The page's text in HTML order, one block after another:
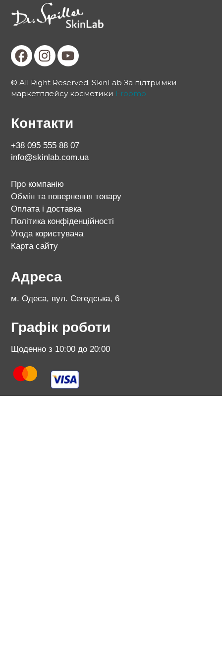
© All Right Reserved. SkinLab За підтримки
маркетплейсу косметики Froomo
Контакти
+38 095 555 88 07
info@skinlab.com.ua
Про компанію
Обмін та повернення товару
Оплата і доставка
Політика конфіденційності
Угода користувача
Карта сайту
Адреса
м. Одеса, вул. Сегедська, 6
Графік роботи
Щоденно з 10:00 до 20:00